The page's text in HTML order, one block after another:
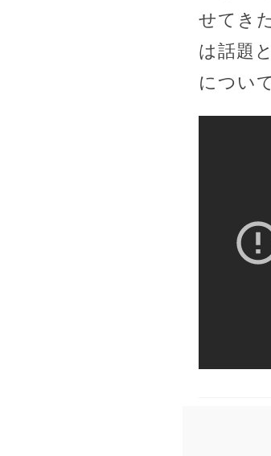
せてき
は話題
につい